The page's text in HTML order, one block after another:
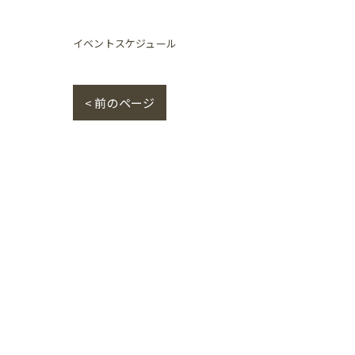
イベントスケジュール
< 前のページ